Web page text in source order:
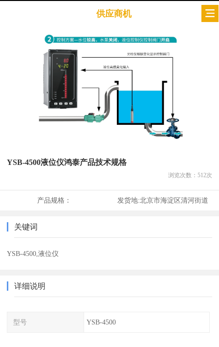
供应商机
YSB-4500液位仪鸿泰产品技术规格
浏览次数： 512次
产品规格： 发货地:北京市海淀区清河街道
关键词
YSB-4500,液位仪
详细说明
型号 YSB-4500